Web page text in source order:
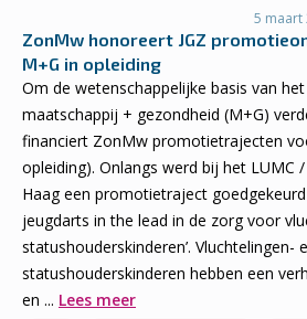
5 maart
ZonMw honoreert JGZ
M+G in opleiding
Om de wetenschappelijke basis van
maatschappij + gezondheid (M+G)
financiert ZonMw promotietrajecten
opleiding). Onlangs werd bij het LUMC
Haag een promotietraject
jeugdarts in the lead in de zorg voor
statushouderskinderen’. Vluchtelingen-
statushouderskinderen hebben een
en ... Lees meer